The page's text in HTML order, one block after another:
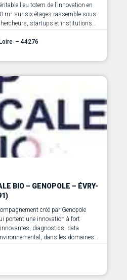
lieu totem de l’innovation en
m² sur six étages rassemble sous
startups et institutions
– 44276
BIO – GENOPOLE – ÉVRY-
créé par Genopole
portent une innovation à fort
diagnostics, data
dans les domaines
qu’internationales,